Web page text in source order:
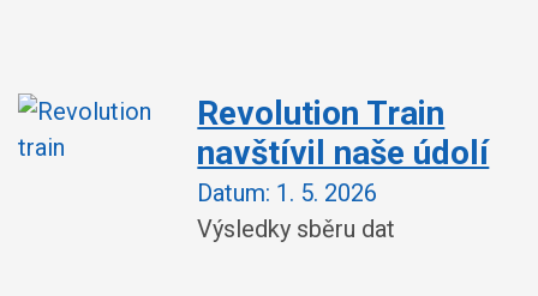
Revolution Train
navštívil naše údolí
Datum: 1. 5. 2026
Výsledky sběru dat